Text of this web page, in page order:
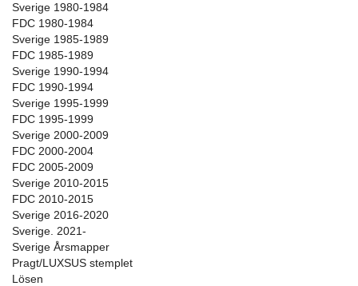
Sverige 1980-1984
FDC 1980-1984
Sverige 1985-1989
FDC 1985-1989
Sverige 1990-1994
FDC 1990-1994
Sverige 1995-1999
FDC 1995-1999
Sverige 2000-2009
FDC 2000-2004
FDC 2005-2009
Sverige 2010-2015
FDC 2010-2015
Sverige 2016-2020
Sverige. 2021-
Sverige Årsmapper
Pragt/LUXSUS stemplet
Lösen